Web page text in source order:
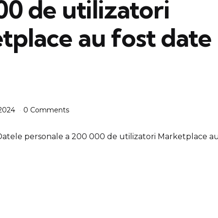
de utilizatori
au fost date
0 Comments